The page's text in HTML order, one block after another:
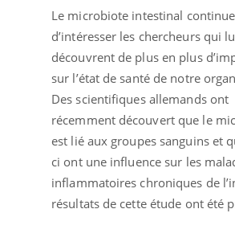
Le microbiote intestinal continue
d’intéresser les chercheurs qui
découvrent de plus en plus
sur l’état de santé de notre
Des scientifiques allemands ont
récemment découvert que le
est lié aux groupes sanguins et
ci ont une influence sur les
inflammatoires chroniques de
résultats de cette étude ont été
Chikungunya, dengue,
West Nile : que se passe-
t-il dans le sud de la
France ?
Les médicaments GLP-1
protègent-ils aussi les os
Cytomégalovirus : ce qui
change dans la prise en
charge des femmes